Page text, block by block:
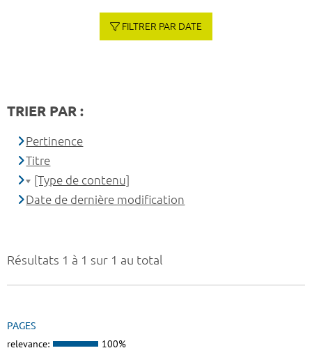
Résultats 1 à 1 sur 1 au total
PAGES
relevance: 100%
FILTRER PAR DATE
TRIER PAR :
Pertinence
Titre
[Type de contenu]
Date de dernière modification